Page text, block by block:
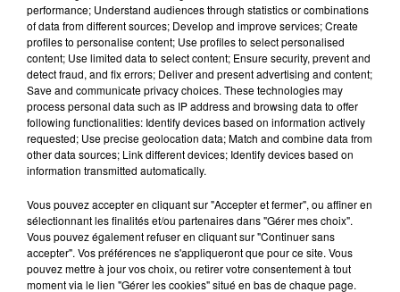
Musique
5 août 2026
Benny Blanco invite Selena Gomez et
Becky G sur son nouveau single
4 août 2026
Tiny Desk invite Charlie Puth pour une
live session solaire
performance; Understand audiences through statistics or combinations
of data from different sources; Develop and improve services; Create
profiles to personalise content; Use profiles to select personalised
content; Use limited data to select content; Ensure security, prevent and
detect fraud, and fix errors; Deliver and present advertising and content;
Save and communicate privacy choices. These technologies may
process personal data such as IP address and browsing data to offer
following functionalities: Identify devices based on information actively
requested; Use precise geolocation data; Match and combine data from
other data sources; Link different devices; Identify devices based on
information transmitted automatically.
Vous pouvez accepter en cliquant sur "Accepter et fermer", ou affiner en
sélectionnant les finalités et/ou partenaires dans "Gérer mes choix".
Vous pouvez également refuser en cliquant sur "Continuer sans
accepter". Vos préférences ne s'appliqueront que pour ce site. Vous
pouvez mettre à jour vos choix, ou retirer votre consentement à tout
moment via le lien "Gérer les cookies" situé en bas de chaque page.